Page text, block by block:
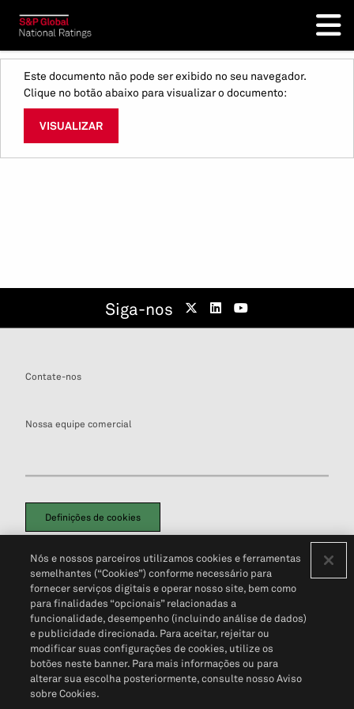
Este documento não pode ser exibido no seu navegador.
Clique no botão abaixo para visualizar o documento:
VISUALIZAR
Siga-nos
Contate-nos
Nossa equipe comercial
Definições de cookies
Política de PrivacidadePortal de privacidade do cliente (em inglês)
Não Venda Minhas Informações Pessoais© 2026 S&P Global
Nós e nossos parceiros utilizamos cookies e ferramentas
semelhantes (“Cookies”) conforme necessário para
fornecer serviços digitais e operar nosso site, bem como
para finalidades “opcionais” relacionadas a
funcionalidade, desempenho (incluindo análise de dados)
e publicidade direcionada. Para aceitar, rejeitar ou
modificar suas configurações de cookies, utilize os
botões neste banner. Para mais informações ou para
alterar sua escolha posteriormente, consulte nosso Aviso
sobre Cookies.